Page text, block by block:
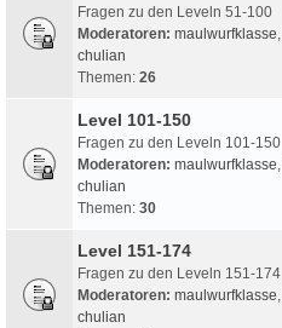
Fragen zu den Leveln 51-100
Moderatoren: maulwurfklasse,
chulian
Themen: 26
Level 101-150
Fragen zu den Leveln 101-150
Moderatoren: maulwurfklasse,
chulian
Themen: 30
Level 151-174
Fragen zu den Leveln 151-174
Moderatoren: maulwurfklasse,
chulian